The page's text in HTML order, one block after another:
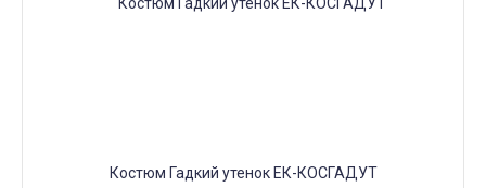
Костюм Гадкий утенок ЕК-КОСГАДУТ